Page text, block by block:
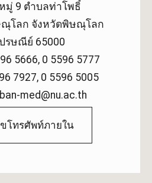
มู่ 9 ตำบลท่าโพธิ์
ณุโลก จังหวัดพิษณุโลก
รษณีย์ 65000
5666, 0 5596 5777
7927, 0 5596 5005
med@nu.ac.th
โทรศัพท์ภายใน